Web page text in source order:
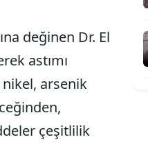
değinen Dr. El
astımı
arsenik
çeşitlilik